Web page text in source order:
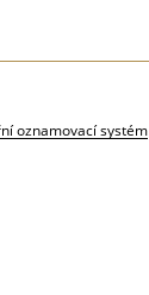
oznamovací systém